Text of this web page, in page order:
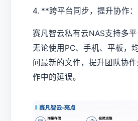
4. **跨平台同步，提升协作
赛凡智云私有云NAS支持多
无论使用PC、手机、平板，
问最新的文件，提升团队协
作中的延误。